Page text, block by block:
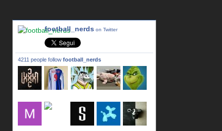
football_nerds on Twitter
4211 people follow football_nerds